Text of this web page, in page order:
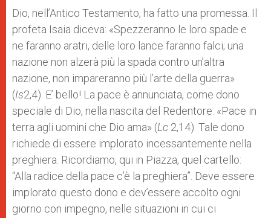
Dio, nell’Antico Testamento, ha fatto una promessa. Il
profeta Isaia diceva: «Spezzeranno le loro spade e
ne faranno aratri, delle loro lance faranno falci; una
nazione non alzerà più la spada contro un’altra
nazione, non impareranno più l’arte della guerra»
(Is2,4). E’ bello! La pace è annunciata, come dono
speciale di Dio, nella nascita del Redentore: «Pace in
terra agli uomini che Dio ama» (Lc 2,14). Tale dono
richiede di essere implorato incessantemente nella
preghiera. Ricordiamo, qui in Piazza, quel cartello:
“Alla radice della pace c’è la preghiera”. Deve essere
implorato questo dono e dev’essere accolto ogni
giorno con impegno, nelle situazioni in cui ci